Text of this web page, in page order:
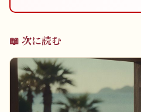
📖 次に読む